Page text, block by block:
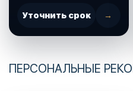
Уточнить срок →
ПЕРСОНАЛЬНЫЕ